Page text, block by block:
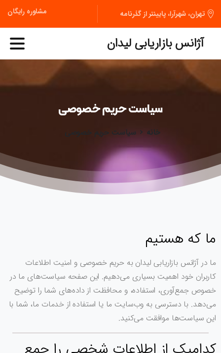
تهران، شهرآرا، پایینتر از گذرنامه مشاوره رایگان
آژانس بازاریابی لیدان
سیاستحریمخصوصی
خانه سیاست حریم خصوصی
ما که هستیم
ما در آژانس بازاریابی لیدان به حریم خصوصی و امنیت اطلاعات
کاربران خود اهمیت بسیاری می‌دهیم. این صفحه سیاست‌های ما در
خصوص جمع‌آوری، استفاده، و محافظت از داده‌های شما را توضیح
می‌دهد. با دسترسی به وب‌سایت ما یا استفاده از خدمات ما، شما با
این سیاست‌ها موافقت می‌کنید.